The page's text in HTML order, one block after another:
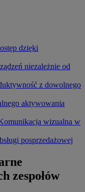
dzięki
niezależnie od
z dowolnego
aktywowania
wizualna w
posprzedażowej
zespołów